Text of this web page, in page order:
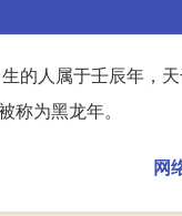
的人属于壬辰年，
称为黑龙年。
网